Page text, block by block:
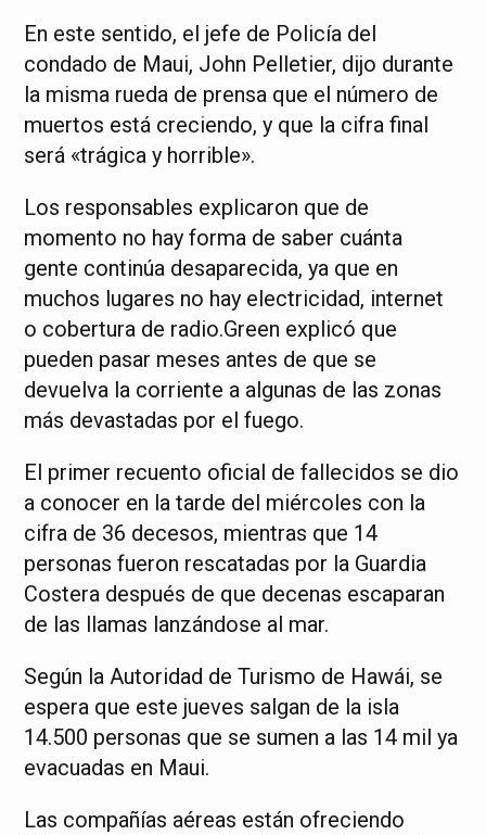
En este sentido, el jefe de Policía del
condado de Maui, John Pelletier, dijo durante
la misma rueda de prensa que el número de
muertos está creciendo, y que la cifra final
será «trágica y horrible».
Los responsables explicaron que de
momento no hay forma de saber cuánta
gente continúa desaparecida, ya que en
muchos lugares no hay electricidad, internet
o cobertura de radio.Green explicó que
pueden pasar meses antes de que se
devuelva la corriente a algunas de las zonas
más devastadas por el fuego.
El primer recuento oficial de fallecidos se dio
a conocer en la tarde del miércoles con la
cifra de 36 decesos, mientras que 14
personas fueron rescatadas por la Guardia
Costera después de que decenas escaparan
de las llamas lanzándose al mar.
Según la Autoridad de Turismo de Hawái, se
espera que este jueves salgan de la isla
14.500 personas que se sumen a las 14 mil ya
evacuadas en Maui.
Las compañías aéreas están ofreciendo